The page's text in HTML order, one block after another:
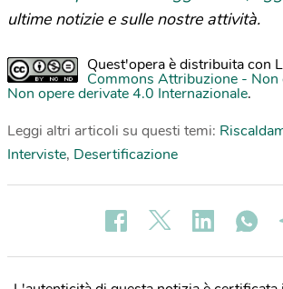
ultime notizie e sulle nostre attività.
Quest'opera è distribuita con
Commons Attribuzione - Non
Non opere derivate 4.0 Internazionale.
Leggi altri articoli su questi temi:
Interviste, Desertificazione